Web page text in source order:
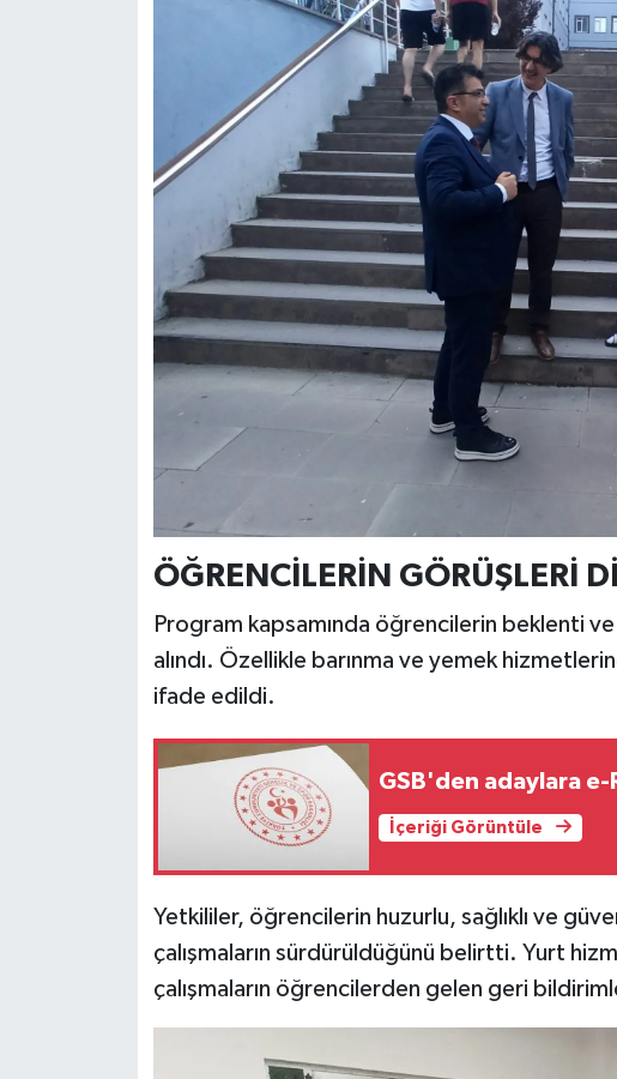
ÖĞRENCİLERİN GÖRÜŞLERİ
Program kapsamında öğrencilerin beklenti
alındı. Özellikle barınma ve yemek
ifade edildi.
GSB'den adaylara
İçeriği Görüntüle
Yetkililer, öğrencilerin huzurlu, sağlıklı ve
çalışmaların sürdürüldüğünü belirtti. Yurt
çalışmaların öğrencilerden gelen geri
Teknoloji